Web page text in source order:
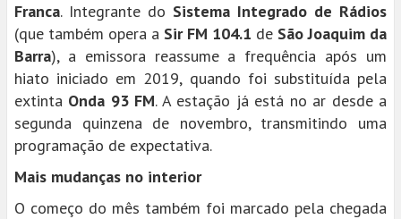
Franca. Integrante do Sistema Integrado de Rádios
(que também opera a Sir FM 104.1 de São Joaquim da
Barra), a emissora reassume a frequência após um
hiato iniciado em 2019, quando foi substituída pela
extinta Onda 93 FM. A estação já está no ar desde a
segunda quinzena de novembro, transmitindo uma
programação de expectativa.
Mais mudanças no interior
O começo do mês também foi marcado pela chegada